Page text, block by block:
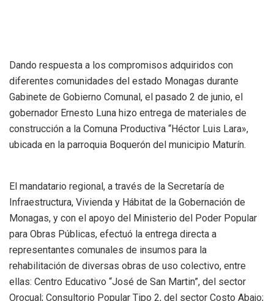
Dando respuesta a los compromisos adquiridos con
diferentes comunidades del estado Monagas durante
Gabinete de Gobierno Comunal, el pasado 2 de junio, el
gobernador Ernesto Luna hizo entrega de materiales de
construcción a la Comuna Productiva “Héctor Luis Lara»,
ubicada en la parroquia Boquerón del municipio Maturín.
El mandatario regional, a través de la Secretaría de
Infraestructura, Vivienda y Hábitat de la Gobernación de
Monagas, y con el apoyo del Ministerio del Poder Popular
para Obras Públicas, efectuó la entrega directa a
representantes comunales de insumos para la
rehabilitación de diversas obras de uso colectivo, entre
ellas: Centro Educativo “José de San Martin”, del sector
Orocual; Consultorio Popular Tipo 2, del sector Costo Abajo;